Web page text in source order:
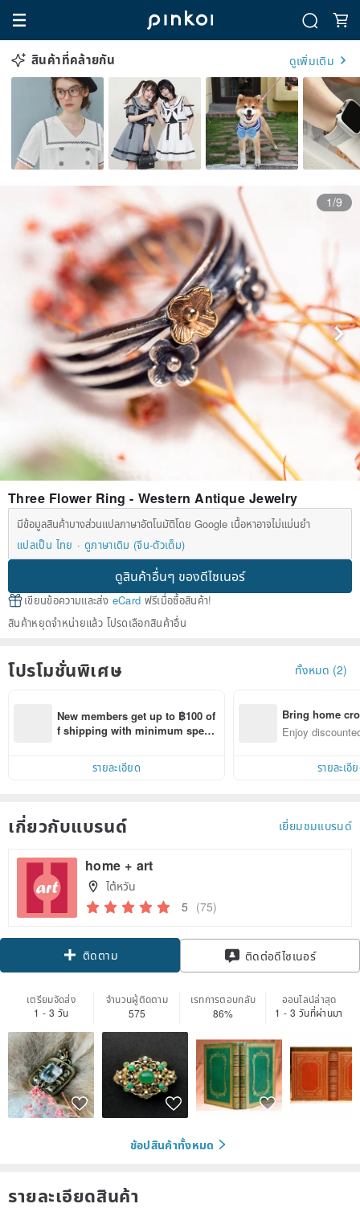
สินค้าที่คล้ายกัน ดูเพิ่มเติม
1/9
Three Flower Ring - Western Antique Jewelry
มีข้อมูลสินค้าบางส่วนแปลภาษาอัตโนมัติโดย Google เนื้อหาอาจไม่แม่นยำ
แปลเป็น ไทย
ดูภาษาเดิม (จีน-ตัวเต็ม)
ดูสินค้าอื่นๆ ของดีไซเนอร์
เขียนข้อความและส่ง eCard ฟรีเมื่อซื้อสินค้า!
สินค้าหยุดจำหน่ายแล้ว โปรดเลือกสินค้าอื่น
โปรโมชั่นพิเศษ ทั้งหมด (2)
New members get up to ฿100 of
f shipping with minimum spen
within 7 days!
รายละเอียด
Bring home
n with ease
Enjoy
รายละเอี
เกี่ยวกับแบรนด์ เยี่ยมชมแบรนด์
home + art
ไต้หวัน
5 (75)
ติดตาม ติดต่อดีไซเนอร์
เตรียมจัดส่ง
1 - 3 วัน
จำนวนผู้ติดตาม
575
เรทการตอบกลับ
86%
ออนไลน์ล่าสุด
1 - 3 วันที่ผ่านมา
ช้อปสินค้าทั้งหมด
รายละเอียดสินค้า